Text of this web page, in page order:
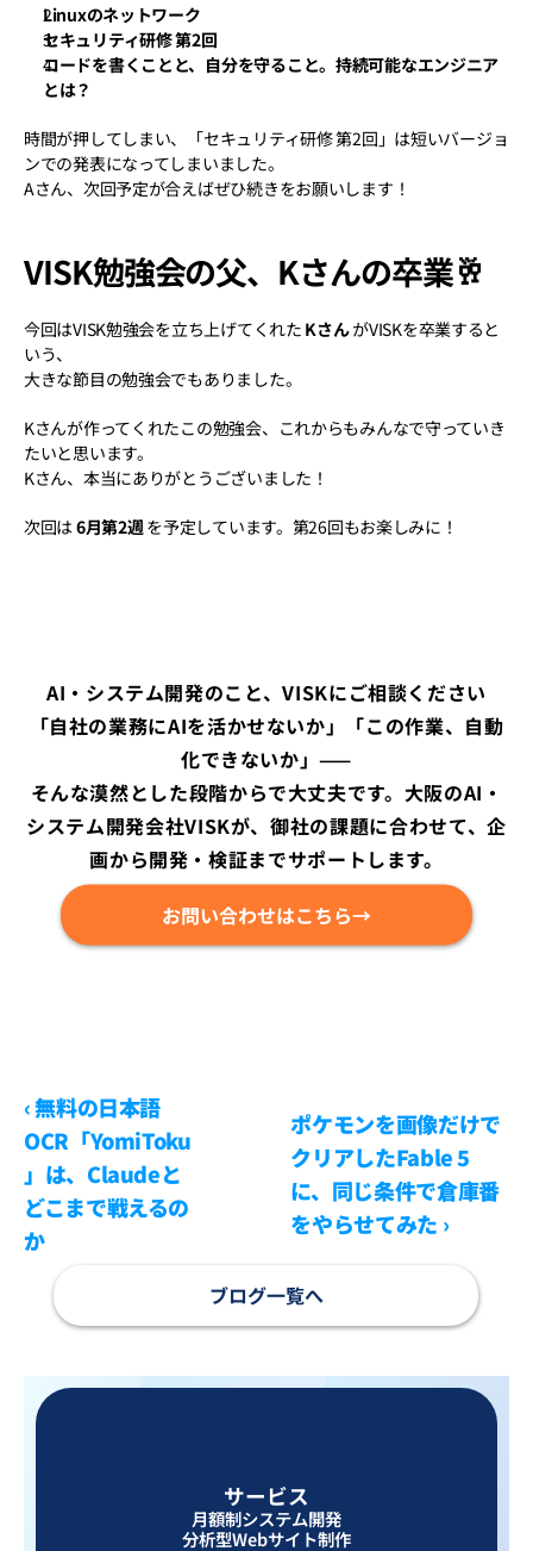
Linuxのネットワーク
セキュリティ研修 第2回
コードを書くことと、自分を守ること。持続可能なエンジニア
とは？
時間が押してしまい、「セキュリティ研修 第2回」は短いバージョ
ンでの発表になってしまいました。
Aさん、次回予定が合えばぜひ続きをお願いします！
VISK勉強会の父、Kさんの卒業🥂
今回はVISK勉強会を立ち上げてくれた Kさん がVISKを卒業すると
いう、
大きな節目の勉強会でもありました。
Kさんが作ってくれたこの勉強会、これからもみんなで守っていき
たいと思います。
Kさん、本当にありがとうございました！
次回は 6月第2週 を予定しています。第26回もお楽しみに！
AI・システム開発のこと、VISKにご相談ください
「自社の業務にAIを活かせないか」「この作業、自動
化できないか」——
そんな漠然とした段階からで大丈夫です。大阪のAI・
システム開発会社VISKが、御社の課題に合わせて、企
画から開発・検証までサポートします。
お問い合わせはこちら→
‹ 無料の日本語
OCR「YomiToku
」は、Claudeと
どこまで戦えるの
か
ポケモンを画像だけで
クリアしたFable 5
に、同じ条件で倉庫番
をやらせてみた ›
ブログ一覧へ
サービス
月額制システム開発
分析型Webサイト制作